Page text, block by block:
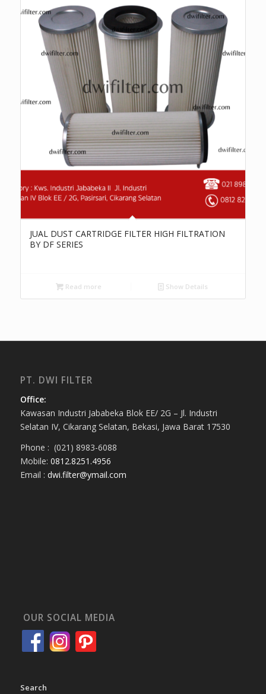
JUAL DUST CARTRIDGE FILTER HIGH FILTRATION
BY DF SERIES
Read more Show Details
PT. DWI FILTER
Office:
Kawasan Industri Jababeka Blok EE/ 2G – Jl. Industri
Selatan IV, Cikarang Selatan, Bekasi, Jawa Barat 17530
Phone : (021) 8983-6088
Mobile: 0812.8251.4956
Email : dwi.filter@ymail.com
OUR SOCIAL MEDIA
Search